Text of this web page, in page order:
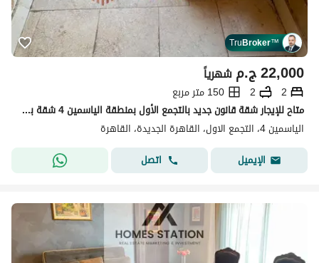
TruBroker™
ج.م22,000 شهرياً
2
2
150 متر مربع
متاح للإيجار شقة قانون جديد بالتجمع الأول بمنطقة الياسمين 4 شقة بمساحة 150 متر طابق أرضي بحديقه صغيره
الياسمين 4، التجمع الاول، القاهرة الجديدة، القاهرة
الإيميل
اتصل